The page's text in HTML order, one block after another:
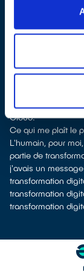
innovante chez
Les défis ne sont
aujourd'hui les
trouve autour du
fait avec les
recruter de
Scientists,
Cloud.
Ce qui me plaît le
L'humain, pour
partie de
j'avais un
transformation
transformation
transformation